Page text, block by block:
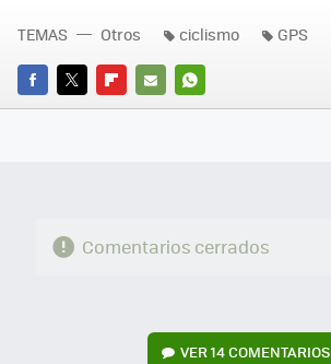
FACEBOOK
TWITTERFLIPBOARD
E-
WHATSAPP
TEMAS Otros ciclismo GPS
Comentarios cerrados
VER14 COMENTARIOS